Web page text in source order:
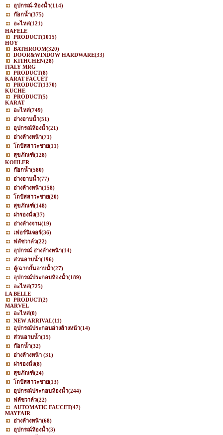
อุปกรณ์-ห้องน้ำ(114)
ก๊อกน้ำ(375)
อะไหล่(121)
HAFELE
PRODUCT(1015)
HOY
BATHROOM(320)
DOOR&WINDOW HARDWARE(33)
KITHCHEN(28)
ITALY MRG
PRODUCT(8)
KARAT FACUET
PRODUCT(1370)
KUCHE
PRODUCT(5)
KARAT
อะไหล่(749)
อ่างอาบน้ำ(51)
อุปกรณ์ห้องน้ำ(21)
อ่างล้างหน้า(71)
โถปัสสาวะชาย(11)
สุขภัณฑ์(128)
KOHLER
ก๊อกน้ำ(580)
อ่างอาบน้ำ(77)
อ่างล้างหน้า(158)
โถปัสสาวะชาย(20)
สุขภัณฑ์(148)
ฝารองนั่ง(37)
อ่างล้างจาน(19)
เฟอร์นิเจอร์(36)
ฟลัชวาล์ว(22)
อุปกรณ์ อ่างล้างหน้า(14)
ส่วนอาบน้ำ(196)
ตู้/ฉากกั้นอาบน้ำ(27)
อุปกรณ์ประกอบห้องน้ำ(189)
อะไหล่(725)
LA BELLE
PRODUCT(2)
MARVEL
อะไหล่(0)
NEW ARRIVAL(11)
อุปกรณ์ประกอบอ่างล้างหน้า(14)
ส่วนอาบน้ำ(15)
ก๊อกน้ำ(32)
อ่างล้างหน้า (31)
ฝารองนั่ง(8)
สุขภัณฑ์(24)
โถปัสสาวะชาย(13)
อุปกรณ์ประกอบห้องน้ำ(244)
ฟลัชวาล์ว(22)
AUTOMATIC FAUCET(47)
MAYFAIR
อ่างล้างหน้า(68)
อุปกรณ์ห้องน้ำ(3)